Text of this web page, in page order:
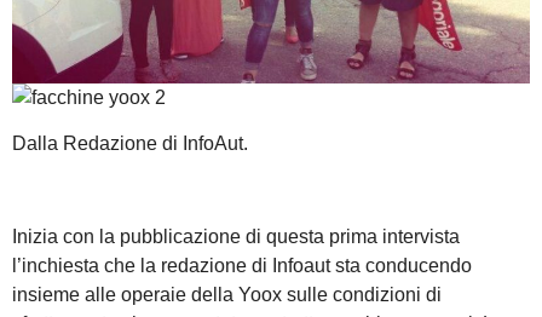
Dalla Redazione di InfoAut.
Inizia con la pubblicazione di questa prima intervista
l’inchiesta che la redazione di Infoaut sta conducendo
insieme alle operaie della Yoox sulle condizioni di